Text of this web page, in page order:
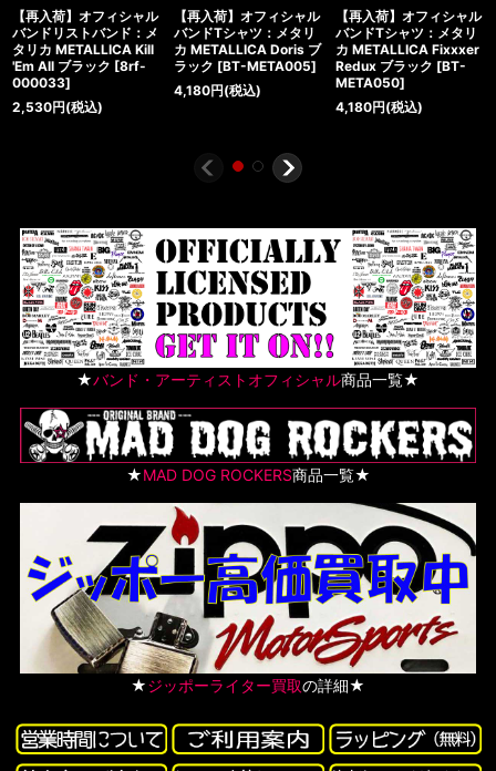
【再入荷】オフィシャル
バンドリストバンド：メ
タリカ METALLICA Kill
'Em All ブラック [8rf-
000033]
2,530円(税込)
【再入荷】オフィシャル
バンドTシャツ：メタリ
カ METALLICA Doris ブ
ラック [BT-META005]
4,180円(税込)
【再入荷】オフィシャル
バンドTシャツ：メタリ
カ METALLICA Fixxxer
Redux ブラック [BT-
META050]
4,180円(税込)
★バンド・アーティストオフィシャル商品一覧★
★MAD DOG ROCKERS商品一覧★
★ジッポーライター買取の詳細★